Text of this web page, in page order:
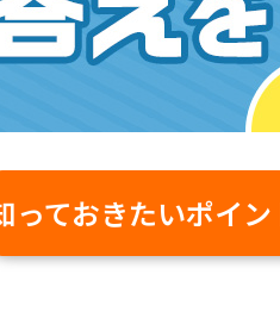
っておきたいポイン